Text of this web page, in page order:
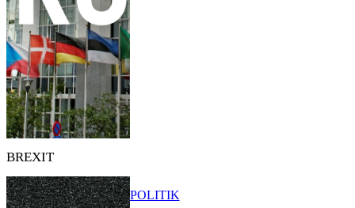
BREXIT
POLITIK